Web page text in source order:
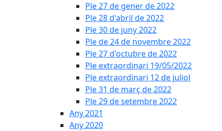
Ple 27 de gener de 2022
Ple 28 d'abril de 2022
Ple 30 de juny 2022
Ple de 24 de novembre 2022
Ple 27 d'octubre de 2022
Ple extraordinari 19/05/2022
Ple extraordinari 12 de juliol
Ple 31 de març de 2022
Ple 29 de setembre 2022
Any 2021
Any 2020